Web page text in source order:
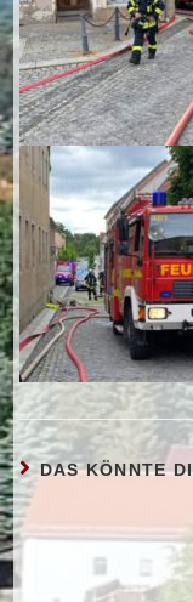
DAS KÖNNTE